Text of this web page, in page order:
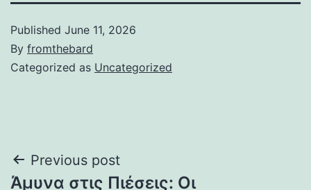
Published June 11, 2026
By fromthebard
Categorized as Uncategorized
Post
Previous post
Άμυνα στις Πιέσεις: Οι